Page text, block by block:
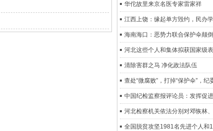
华佗故里来京名医专家雷家祥
江西上饶：缘起单方毁约，民办
海南海口：恶势力联合保护伞颠
河北这些个人和集体拟获国家级
清除害群之马 净化政法队伍
查处“微腐败”，打掉“保护伞”，
中国纪检监察报评论员：发挥促
河北检察机关依法分别对邓恢林
全国脱贫攻坚1981名先进个人和